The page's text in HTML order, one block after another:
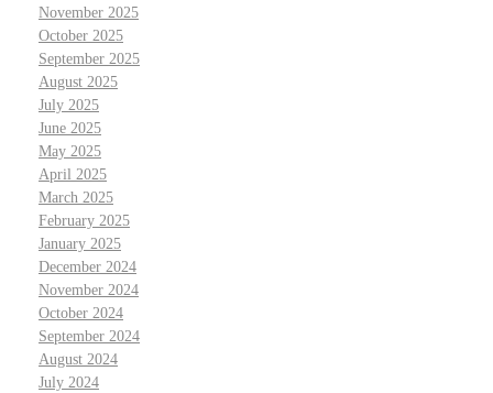
November 2025
October 2025
September 2025
August 2025
July 2025
June 2025
May 2025
April 2025
March 2025
February 2025
January 2025
December 2024
November 2024
October 2024
September 2024
August 2024
July 2024